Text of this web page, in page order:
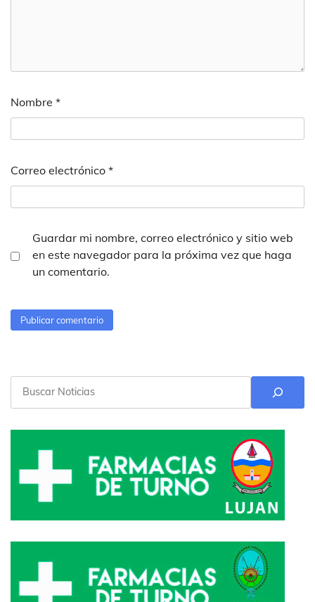
Nombre *
Correo electrónico *
Guardar mi nombre, correo electrónico y sitio web
en este navegador para la próxima vez que haga
un comentario.